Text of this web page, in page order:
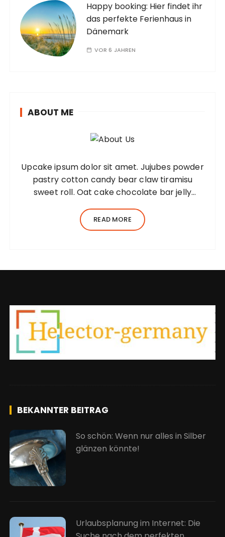
Happy booking: Hier findet ihr
das perfekte Ferienhaus in
Dänemark
VOR 6 JAHREN
ABOUT ME
Upcake ipsum dolor sit amet. Jujubes powder
pastry cotton candy bear claw tiramisu
sweet roll. Oat cake chocolate bar jelly
adipiscing elit, sed do eiusmod tempor
incididunt ut…
READ MORE
BEKANNTER BEITRAG
So schön: Wenn nur alles in Silber
glänzen könnte!
Urlaubsplanung im Internet: Die